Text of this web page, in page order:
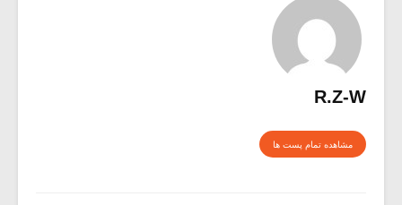
R.Z-W
مشاهده تمام پست ها